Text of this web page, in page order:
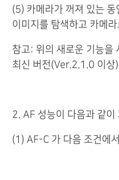
(5) 카메라가 꺼져 있는
이미지를 탐색하고 카메
참고: 위의 새로운 기능을
최신 버전(Ver.2.1.0 이상
2. AF 성능이 다음과 같이
(1) AF-C 가 다음 조건에